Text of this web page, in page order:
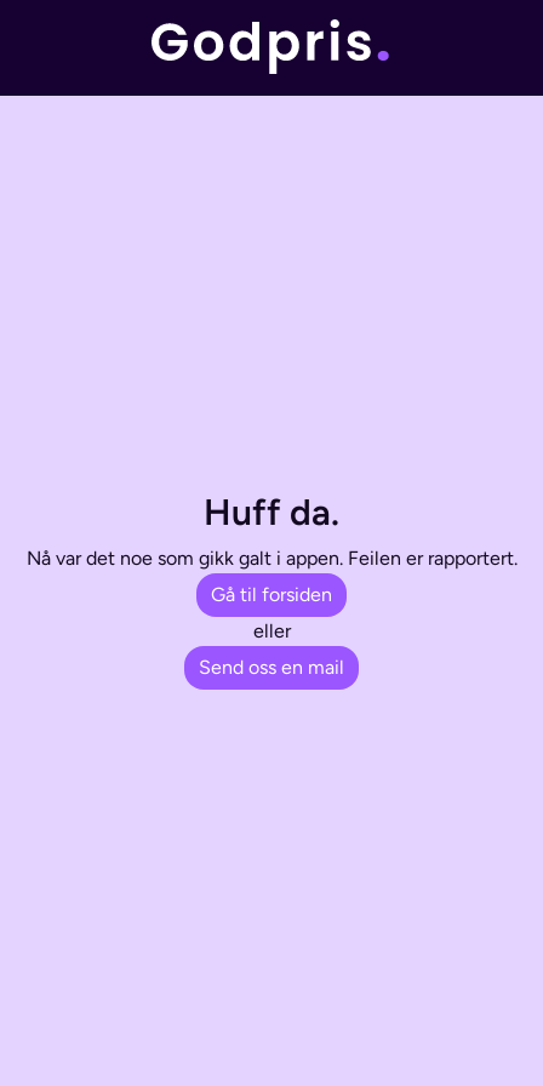
Huff da.
Nå var det noe som gikk galt i appen. Feilen er rapportert.
Gå til forsiden
eller
Send oss en mail